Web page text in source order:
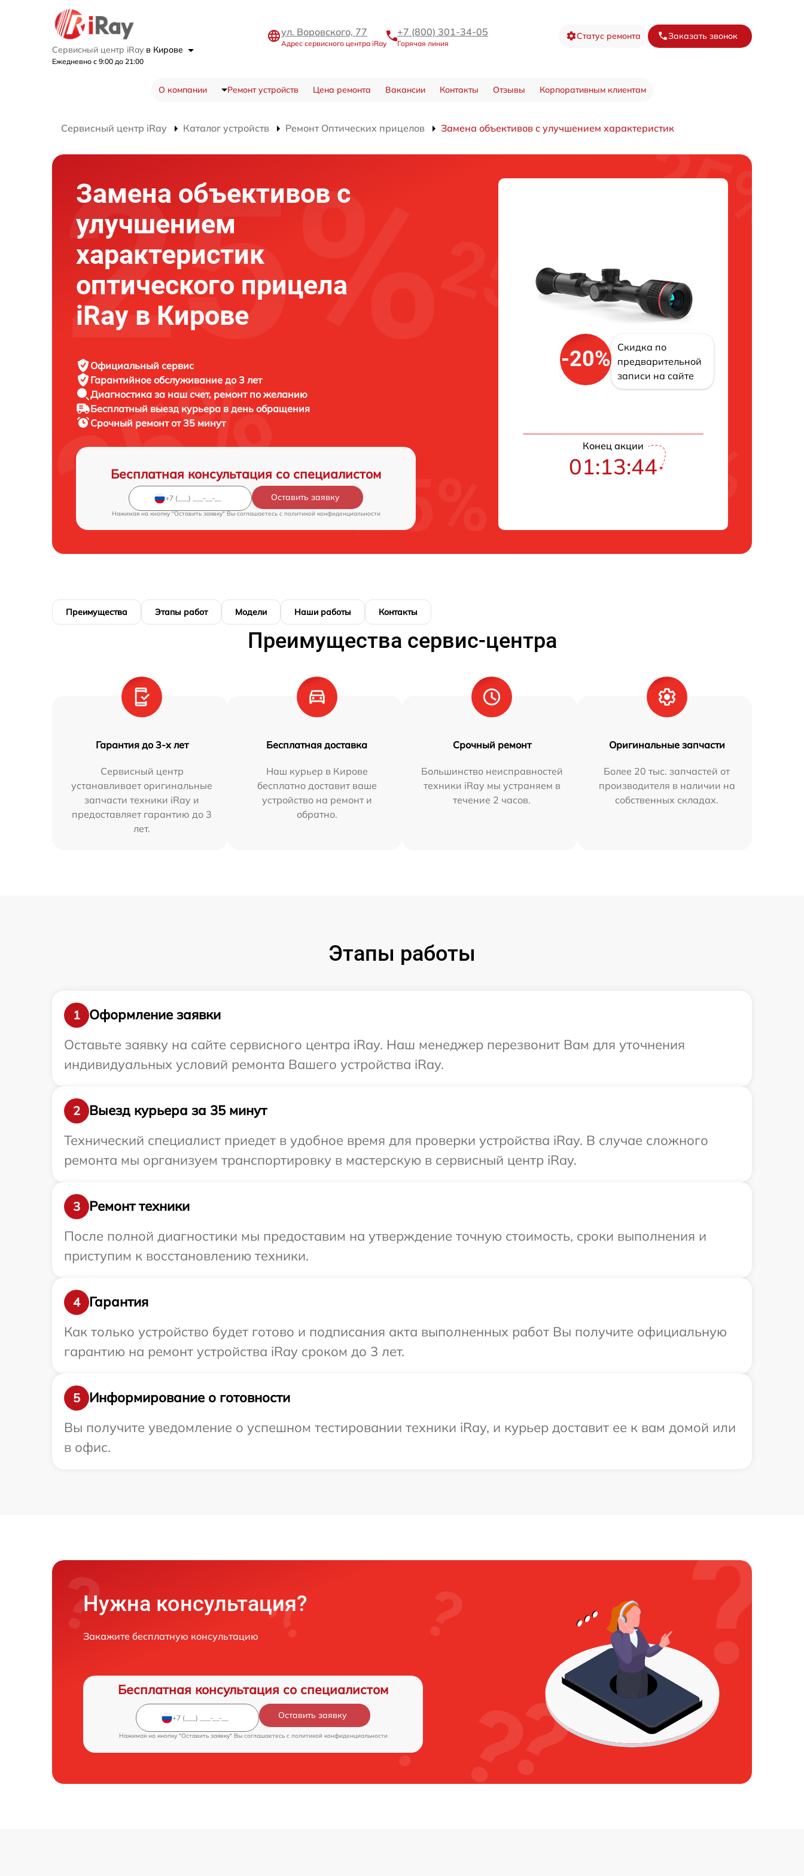
Сервисный центр iRay в Кирове
Ежедневно с 9:00 до 21:00
ул. Воровского, 77
Адрес сервисного центра iRay
+7 (800) 301-34-05
Горячая линия
Статус ремонта Заказать звонок
О компании Ремонт устройств Цена ремонта Вакансии Контакты Отзывы Корпоративным клиентам
Сервисный центр iRay Каталог устройств Ремонт Оптических прицелов Замена объективов с улучшением характеристик
Замена объективов с
улучшением
характеристик
оптического прицела
iRay в Кирове
Официальный сервис
Гарантийное обслуживание до 3 лет
Диагностика за наш счет, ремонт по желанию
Бесплатный выезд курьера в день обращения
Срочный ремонтот 35 минут
Бесплатная консультация со специалистом
Оставить заявку
Нажимая на кнопку "Оставить заявку" Вы соглашаетесь c политикой конфиденциальности
-20%
Скидка по
предварительной
записи на сайте
Конец акции
01:13:42
Преимущества Этапы работ Модели Наши работы Контакты
Преимущества сервис-центра
Гарантия до 3-х лет
Сервисный центр
устанавливает оригинальные
запчасти техники iRay и
предоставляет гарантию до 3
лет.
Бесплатная доставка
Наш курьер в Кирове
бесплатно доставит ваше
устройство на ремонт и
обратно.
Срочный ремонт
Большинство неисправностей
техники iRay мы устраняем в
течение 2 часов.
Оригинальные запчасти
Более 20 тыс. запчастей от
производителя в наличии на
собственных складах.
Этапы работы
1
Оформление заявки
Оставьте заявку на сайте сервисного центра iRay. Наш менеджер перезвонит Вам для уточнения
индивидуальных условий ремонта Вашего устройства iRay.
2
Выезд курьера за 35 минут
Технический специалист приедет в удобное время для проверки устройства iRay. В случае сложного
ремонта мы организуем транспортировку в мастерскую в сервисный центр iRay.
3
Ремонт техники
После полной диагностики мы предоставим на утверждение точную стоимость, сроки выполнения и
приступим к восстановлению техники.
4
Гарантия
Как только устройство будет готово и подписания акта выполненных работ Вы получите официальную
гарантию на ремонт устройства iRay сроком до 3 лет.
5
Информирование о готовности
Вы получите уведомление о успешном тестировании техники iRay, и курьер доставит ее к вам домой или
в офис.
Нужна консультация?
Закажите бесплатную консультацию
Бесплатная консультация со специалистом
Оставить заявку
Нажимая на кнопку "Оставить заявку" Вы соглашаетесь c политикой конфиденциальности